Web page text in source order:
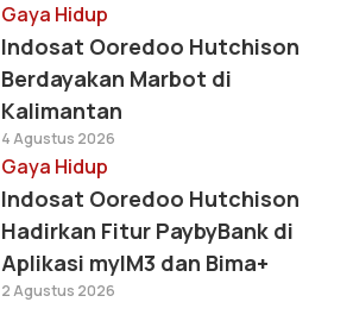
Gaya Hidup
Indosat Ooredoo Hutchison
Berdayakan Marbot di
Kalimantan
4 Agustus 2026
Gaya Hidup
Indosat Ooredoo Hutchison
Hadirkan Fitur PaybyBank di
Aplikasi myIM3 dan Bima+
2 Agustus 2026